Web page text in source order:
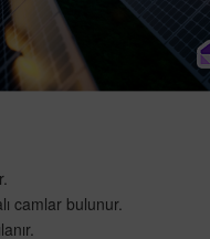
camlar bulunur.